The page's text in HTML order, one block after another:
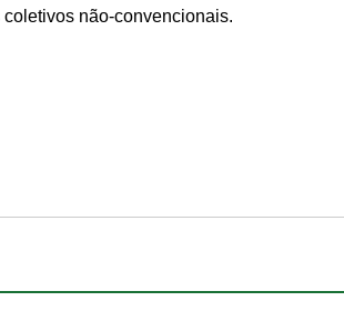
não-convencionais.